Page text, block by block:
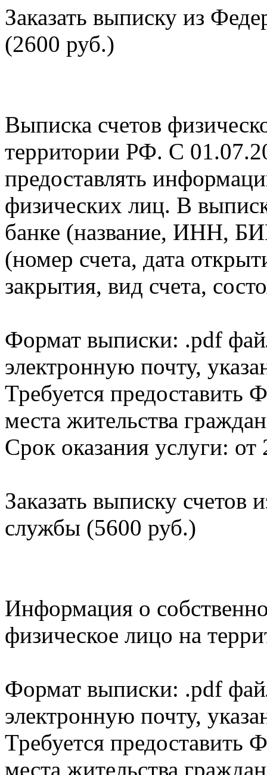
Заказать выписку из
(2600 руб.)
Выписка счетов
территории РФ. С
предоставлять
физических лиц. В
банке (название, ИНН,
(номер счета, дата
закрытия, вид счета,
Формат выписки: .pdf
электронную почту,
Требуется
места жительства
Срок оказания услуги: от
Заказать выписку счетов
службы (5600 руб.)
Информация о
физическое лицо на
Формат выписки: .pdf
электронную почту,
Требуется
места жительства